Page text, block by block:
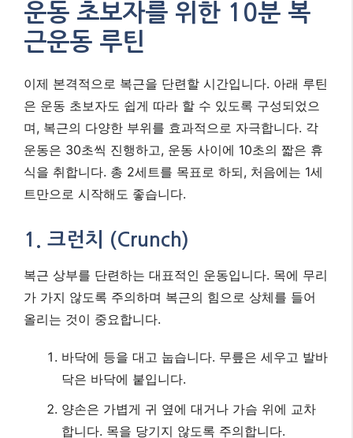
운동 초보자를 위한 10분 복
근운동 루틴
이제 본격적으로 복근을 단련할 시간입니다. 아래 루틴
은 운동 초보자도 쉽게 따라 할 수 있도록 구성되었으
며, 복근의 다양한 부위를 효과적으로 자극합니다. 각
운동은 30초씩 진행하고, 운동 사이에 10초의 짧은 휴
식을 취합니다. 총 2세트를 목표로 하되, 처음에는 1세
트만으로 시작해도 좋습니다.
1. 크런치 (Crunch)
복근 상부를 단련하는 대표적인 운동입니다. 목에 무리
가 가지 않도록 주의하며 복근의 힘으로 상체를 들어
올리는 것이 중요합니다.
바닥에 등을 대고 눕습니다. 무릎은 세우고 발바
닥은 바닥에 붙입니다.
양손은 가볍게 귀 옆에 대거나 가슴 위에 교차
합니다. 목을 당기지 않도록 주의합니다.